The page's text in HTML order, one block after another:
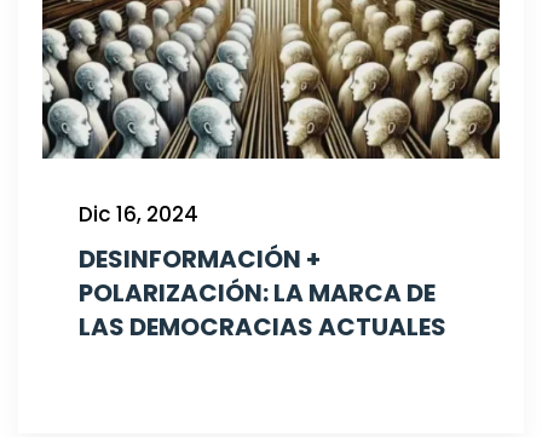
Dic 16, 2024
DESINFORMACIÓN +
POLARIZACIÓN: LA MARCA DE
LAS DEMOCRACIAS ACTUALES